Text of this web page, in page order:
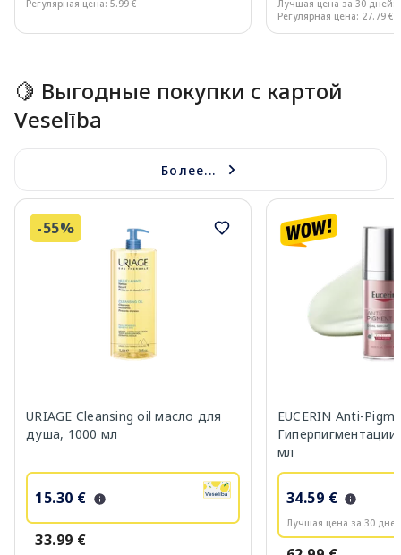
Регулярная цена: 5.99 € Лучшая цена за 30 дней:
Регулярная цена: 27.79 €
🍋 Выгодные покупки с картой
Veselība
Более...
-55%
URIAGE Cleansing oil масло для
душа, 1000 мл
15.30 €
33.99 €
EUCERIN Anti-
мл
34.59 €
Лучшая цена за 30